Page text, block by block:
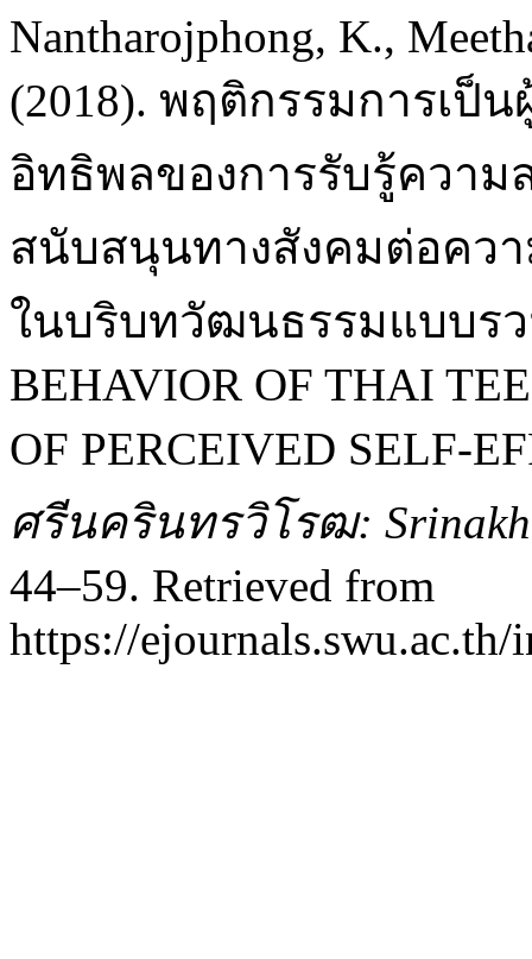
Nantharojphong, K.,
(2018). พฤติกรรมการเป็
อิทธิพลของการรับรู้ความ
สนับสนุนทางสังคมต่อควา
ในบริบทวัฒนธรรมแบบรว
BEHAVIOR OF THAI
OF PERCEIVED SELF-
ศรีนครินทรวิโรฒ:
44–59. Retrieved from
https://